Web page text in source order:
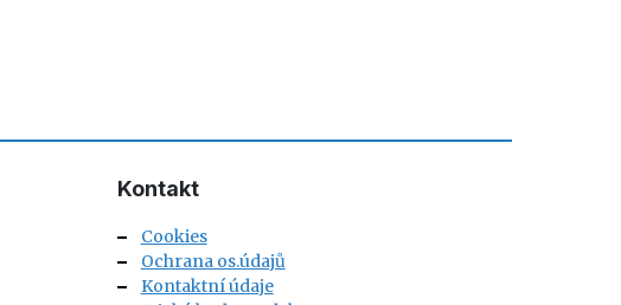
Kontakt
Cookies
Ochrana os.údajů
Kontaktní údaje